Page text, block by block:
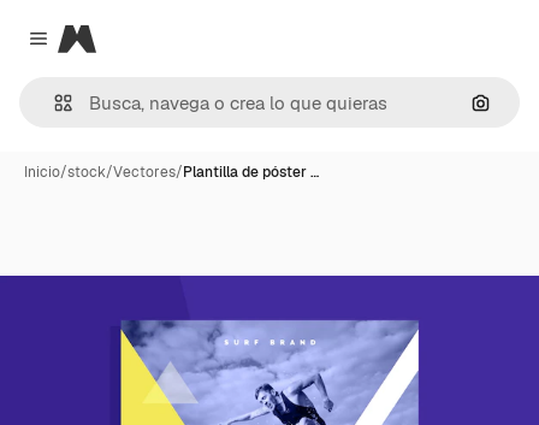
Close menu
Magnific
Inicio/stock/Vectores/Plantilla de póster …